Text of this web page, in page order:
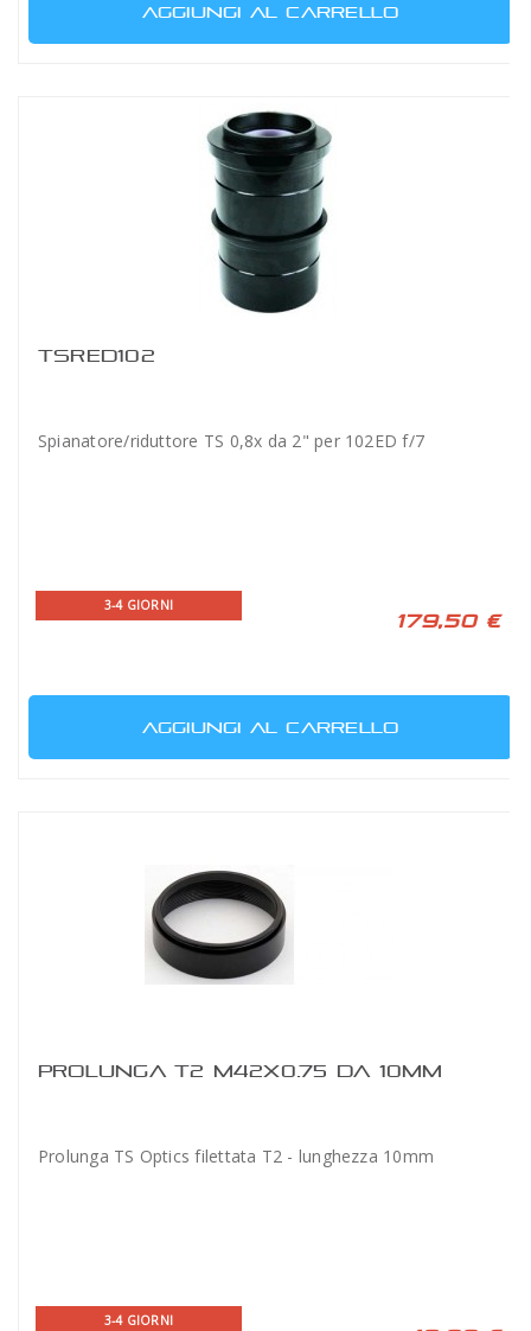
AGGIUNGI AL CARRELLO
TSRED102
Spianatore/riduttore TS 0,8x da 2" per 102ED f/7
3-4 GIORNI
179,50 €
AGGIUNGI AL CARRELLO
PROLUNGA T2 M42X0.75 DA 10MM
Prolunga TS Optics filettata T2 - lunghezza 10mm
3-4 GIORNI